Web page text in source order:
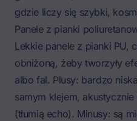
gdzie liczy się szybki,
Panele z pianki
Lekkie panele z pianki PU,
obniżoną, żeby tworzyły
albo fal. Plusy: bardzo
samym klejem,
(tłumią echo). Minusy: są